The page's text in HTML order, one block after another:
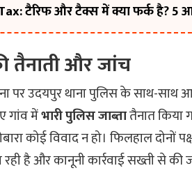
टैरिफ और टैक्स में क्या फर्क है? 5
तैनाती और जांच
पर उदयपुर थाना पुलिस के साथ-साथ
गांव मेंभारी पुलिस जाब्तातैनात किया
कोई विवाद न हो। फिलहाल
है और कानूनी कार्रवाई सख्ती से की